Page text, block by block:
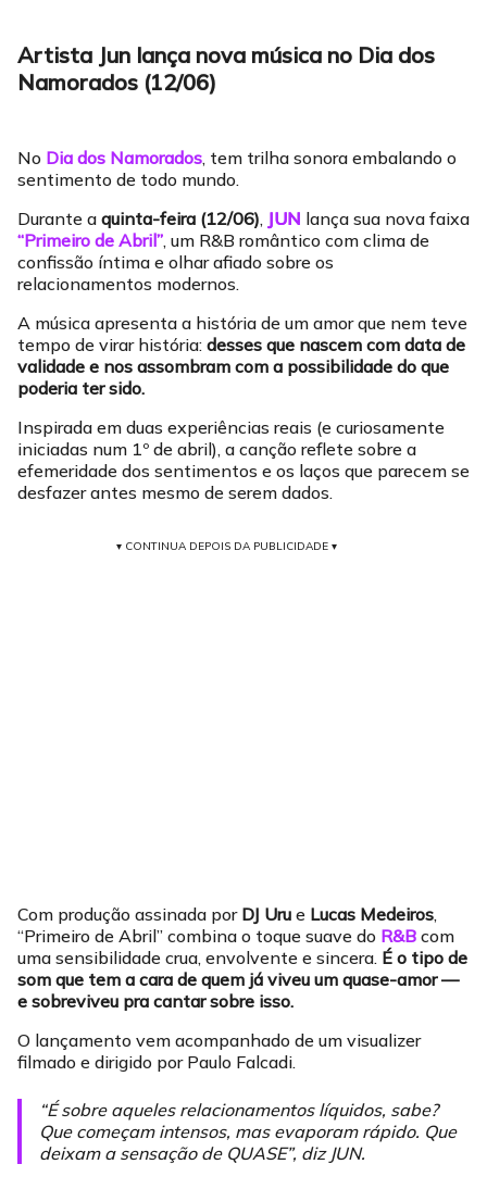
Artista Jun lança nova música no Dia dos
Namorados (12/06)
No Dia dos Namorados, tem trilha sonora embalando o
sentimento de todo mundo.
Durante a quinta-feira (12/06), JUN lança sua nova faixa
“Primeiro de Abril”, um R&B romântico com clima de
confissão íntima e olhar afiado sobre os
relacionamentos modernos.
A música apresenta a história de um amor que nem teve
tempo de virar história: desses que nascem com data de
validade e nos assombram com a possibilidade do que
poderia ter sido.
Inspirada em duas experiências reais (e curiosamente
iniciadas num 1º de abril), a canção reflete sobre a
efemeridade dos sentimentos e os laços que parecem se
desfazer antes mesmo de serem dados.
▾ CONTINUA DEPOIS DA PUBLICIDADE ▾
Com produção assinada por DJ Uru e Lucas Medeiros,
“Primeiro de Abril” combina o toque suave do R&B com
uma sensibilidade crua, envolvente e sincera. É o tipo de
som que tem a cara de quem já viveu um quase-amor —
e sobreviveu pra cantar sobre isso.
O lançamento vem acompanhado de um visualizer
filmado e dirigido por Paulo Falcadi.
“É sobre aqueles relacionamentos líquidos, sabe?
Que começam intensos, mas evaporam rápido. Que
deixam a sensação de QUASE”, diz JUN.